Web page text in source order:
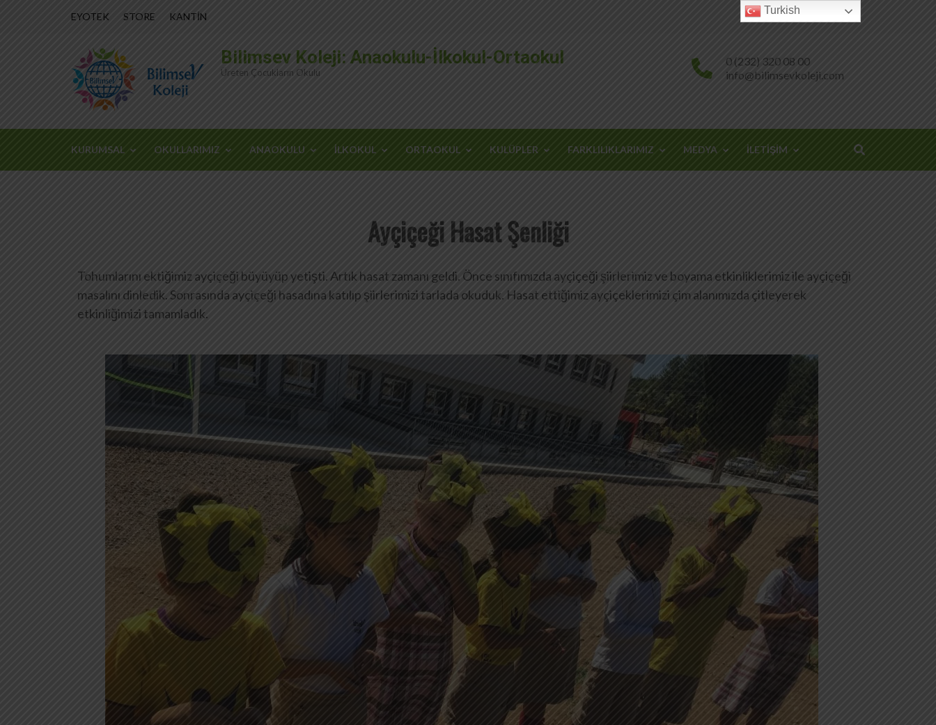
EYOTEK STORE KANTİN
Bilimsev Koleji: Anaokulu-İlkokul-Ortaokul
Üreten Çocukların Okulu
0 (232) 320 08 00
info@bilimsevkoleji.com
KURUMSAL OKULLARIMIZ ANAOKULU İLKOKUL ORTAOKUL KULÜPLER FARKLILIKLARIMIZ MEDYA İLETİŞİM
Ayçiçeği Hasat Şenliği
Tohumlarını ektiğimiz ayçiçeği büyüyüp yetişti. Artık hasat zamanı geldi. Önce sınıfımızda ayçiçeği şiirlerimiz ve boyama etkinliklerimiz ile ayçiçeği
masalını dinledik. Sonrasında ayçiçeği hasadına katılıp şiirlerimizi tarlada okuduk. Hasat ettiğimiz ayçiçeklerimizi çim alanımızda çitleyerek
etkinliğimizi tamamladık.
Turkish